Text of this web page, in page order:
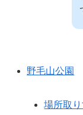
野毛山公園
場所取